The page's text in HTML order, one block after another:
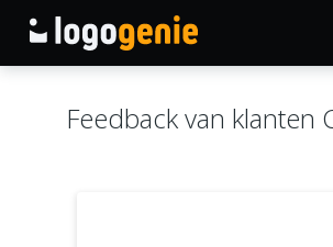
Feedback van klanten